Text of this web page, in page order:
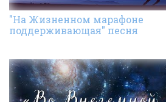
"На Жизненном марафоне
поддерживающая" песня